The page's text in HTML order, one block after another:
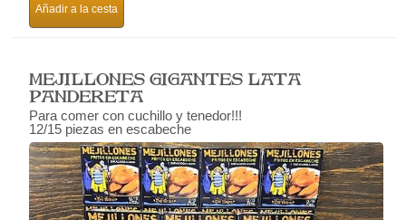
Añadir a la cesta
MEJILLONES GIGANTES LATA
PANDERETA
Para comer con cuchillo y tenedor!!!
12/15 piezas en escabeche